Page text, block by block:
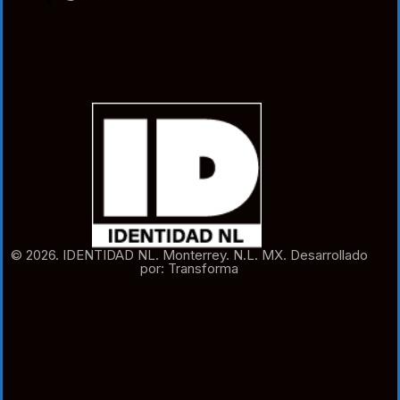
© 2026. IDENTIDAD NL. Monterrey. N.L. MX. Desarrollado
por: Transforma